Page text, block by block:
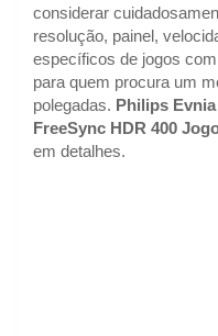
considerar
resolução, painel,
específicos de jogos
para quem procura um
polegadas. Philips Evnia
FreeSync HDR 400
em detalhes.